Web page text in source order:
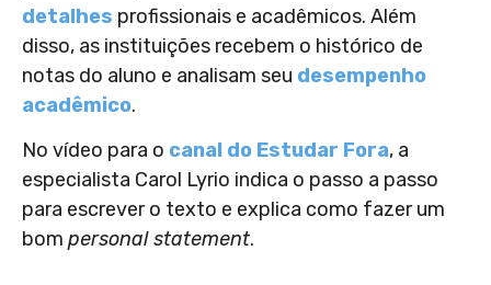
detalhes profissionais e acadêmicos. Além
disso, as instituições recebem o histórico de
notas do aluno e analisam seu desempenho
acadêmico.
No vídeo para o canal do Estudar Fora, a
especialista Carol Lyrio indica o passo a passo
para escrever o texto e explica como fazer um
bom personal statement.